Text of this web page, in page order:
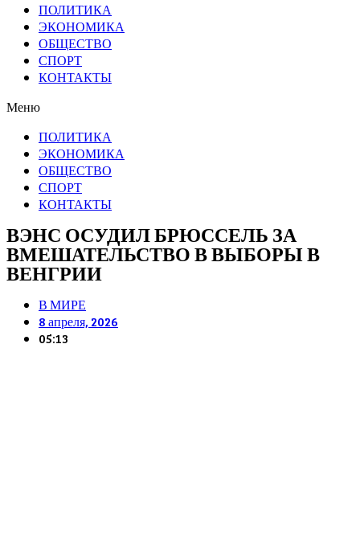
ПОЛИТИКА
ЭКОНОМИКА
ОБЩЕСТВО
СПОРТ
КОНТАКТЫ
Меню
ПОЛИТИКА
ЭКОНОМИКА
ОБЩЕСТВО
СПОРТ
КОНТАКТЫ
ВЭНС ОСУДИЛ БРЮССЕЛЬ ЗА
ВМЕШАТЕЛЬСТВО В ВЫБОРЫ В
ВЕНГРИИ
В МИРЕ
8 апреля, 2026
05:13